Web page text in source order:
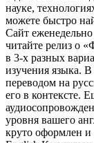
науке,
можете быстро
Сайт
читайте релиз о
в 3-х разных
изучения языка.
переводом на
его в контексте.
уровня вашего
круто оформлен и